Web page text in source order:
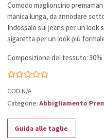
originale
era:
68,00€.
attuale
è:
54,40€.
Comodo maglioncino
manica lunga, da annodare
Indossalo sui jeans per un look
sigaretta per un look più
Composizione del tessuto:
COD:N/A
Categorie: Abbigliamento
Guida alle taglie